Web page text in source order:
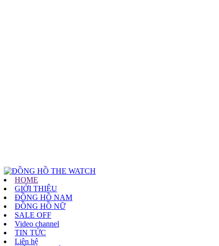
HOME
GIỚI THIỆU
ĐỒNG HỒ NAM
ĐỒNG HỒ NỮ
SALE OFF
Video channel
TIN TỨC
Liên hệ